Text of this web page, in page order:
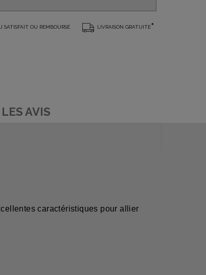
SATISFAIT OU REMBOURSÉ LIVRAISON GRATUITE*
AVIS
caractéristiques pour allier